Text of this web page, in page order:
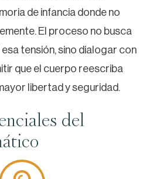
de infancia donde no
El proceso no busca
tensión, sino dialogar con
que el cuerpo reescriba
libertad y seguridad.
del